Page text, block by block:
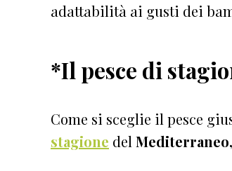
adattabilità ai gusti dei
*Il pesce di
Come si sceglie il pesce
stagione del